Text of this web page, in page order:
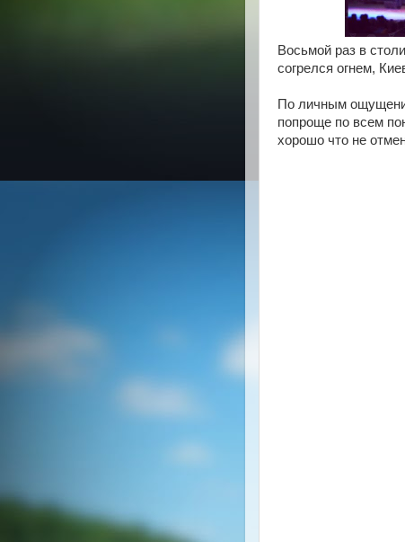
Восьмой раз в
согрелся огнем,
По личным
попроще по всем
хорошо что не